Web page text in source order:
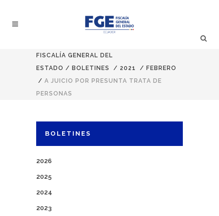
FISCALÍA GENERAL DEL
ESTADO / BOLETINES / 2021 / FEBRERO
/ A JUICIO POR PRESUNTA TRATA DE
PERSONAS
BOLETINES
2026
2025
2024
2023